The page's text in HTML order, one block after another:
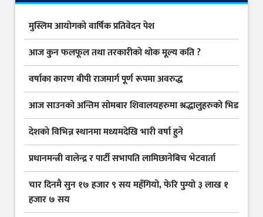
मुस्लिम आयोगकाे वार्षिक प्रतिवेदन पेश
आज कुन फलफूल तथा तरकारीकाे थोक मूल्य कति ?
वर्षाका कारण बीपी राजमार्ग पूर्ण रूपमा अवरुद्ध
आज साउनको अन्तिम सोमबार शिवालयहरुमा श्रद्धालुहरुको भिड
देशकाे विभिन्न स्थानमा मध्यमदेखि भारी वर्षा हुने
प्रधानमन्त्री वालेन्द्र र पार्टी सभापति लामिछानेबिच भेटवार्ता
चार दिनमै सुन १७ हजार ९ सय महँगियो, फेरि पुग्यो ३ लाख १
हजार ७ सय